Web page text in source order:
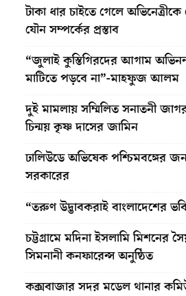
টাকা ধার চাইতে গেলে
যৌন সম্পর্কের প্রস্তাব
“জুলাই কুস্তিগিরদের আগাম
মাটিতে পড়বে না”-মাহফুজ আলম
দুই মামলায় সম্মিলিত সনাতনী
চিন্ময় কৃষ্ণ দাসের জামিন
ঢালিউডে অভিষেক পশ্চিমবঙ্গের
সরকারের
“তরুণ উদ্ভাবকরাই বাংলাদেশের
চট্টগ্রামে মদিনা ইসলামি মিশনের
সিমনানী কনফারেন্স অনুষ্ঠিত
কক্সবাজার সদর মডেল থানার